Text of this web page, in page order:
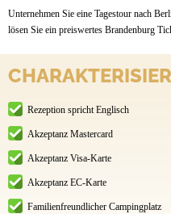
Unternehmen Sie eine Tagestour nach
lösen Sie ein preiswertes Brandenburg
Rezeption spricht Englisch
Akzeptanz Mastercard
Akzeptanz Visa-Karte
Akzeptanz EC-Karte
Familienfreundlicher Campingplatz